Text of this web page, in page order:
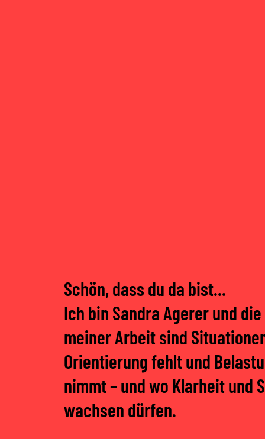
Schön, dass du da bist...
Ich bin Sandra Agerer und
meiner Arbeit sind
Orientierung fehlt und
nimmt – und wo Klarheit und
wachsen dürfen.